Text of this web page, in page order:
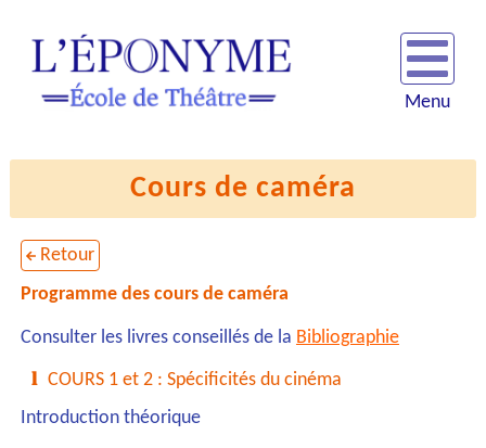
Menu
Cours de caméra
Retour
Programme des cours de caméra
Consulter les livres conseillés de la Bibliographie
COURS 1 et 2 : Spécificités du cinéma
Introduction théorique